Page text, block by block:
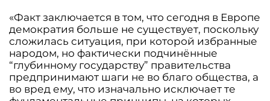
«Факт заключается в том, что сегодня в Европе
демократия больше не существует, поскольку
сложилась ситуация, при которой избранные
народом, но фактически подчинённые
“глубинному государству” правительства
предпринимают шаги не во благо общества, а
во вред ему, что изначально исключает те